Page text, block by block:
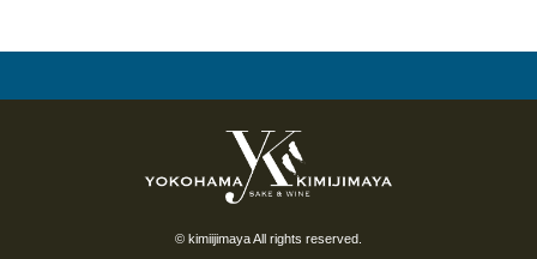
© kimiijimaya All rights reserved.